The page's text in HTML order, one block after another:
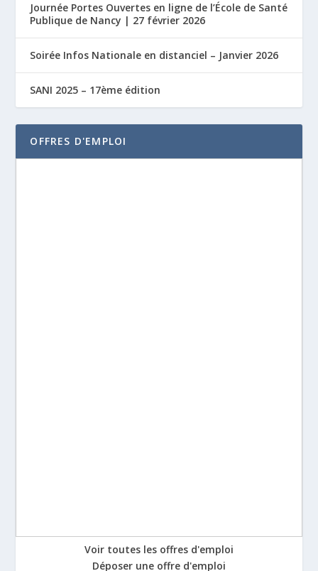
Journée Portes Ouvertes en ligne de l’École de Santé
Publique de Nancy | 27 février 2026
Soirée Infos Nationale en distanciel – Janvier 2026
SANI 2025 – 17ème édition
OFFRES D'EMPLOI
Voir toutes les offres d'emploi
Déposer une offre d'emploi